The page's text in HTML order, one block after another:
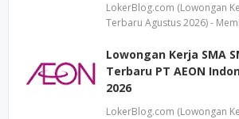
LokerBlog.com (Lowongan
Terbaru Agustus 2026) -
Lowongan Kerja SMA
Terbaru PT AEON
2026
LokerBlog.com (Lowongan